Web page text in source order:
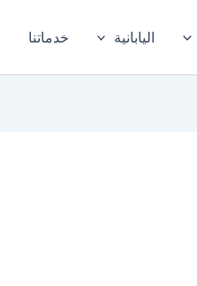
اليابانية خدماتنا